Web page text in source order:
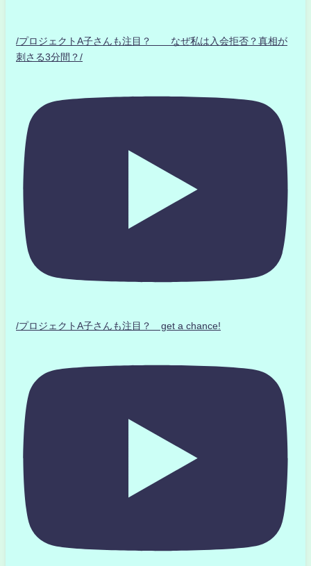
/プロジェクトA子さんも注目？ なぜ私は入会拒否？真相が
刺さる3分間？/
/プロジェクトA子さんも注目？ get a chance!